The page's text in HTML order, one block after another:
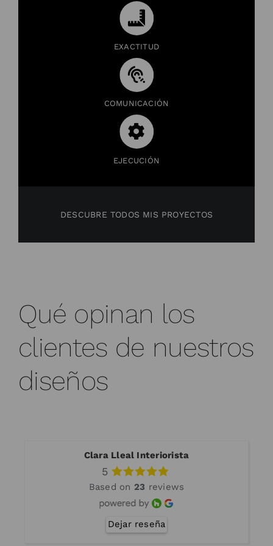
EXACTITUD
COMUNICACIÓN
EJECUCIÓN
DESCUBRE TODOS MIS PROYECTOS
Qué opinan los
clientes de nuestros
diseños
Clara Lleal Interiorista
5
Based on 23 reviews
Dejar reseña